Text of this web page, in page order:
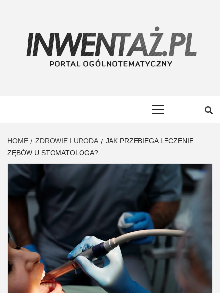
HOME ZDROWIE I URODA
JAK PRZEBIEGA LECZENIE
ZĘBÓW U STOMATOLOGA?